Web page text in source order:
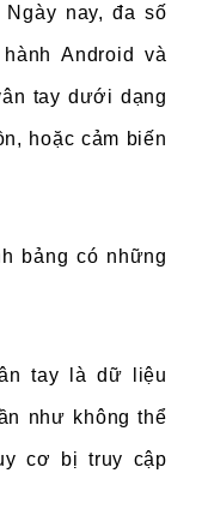
nay, đa số
Android và
tay dưới dạng
hoặc cảm biến
bảng có những
tay là dữ liệu
như không thể
cơ bị truy cập